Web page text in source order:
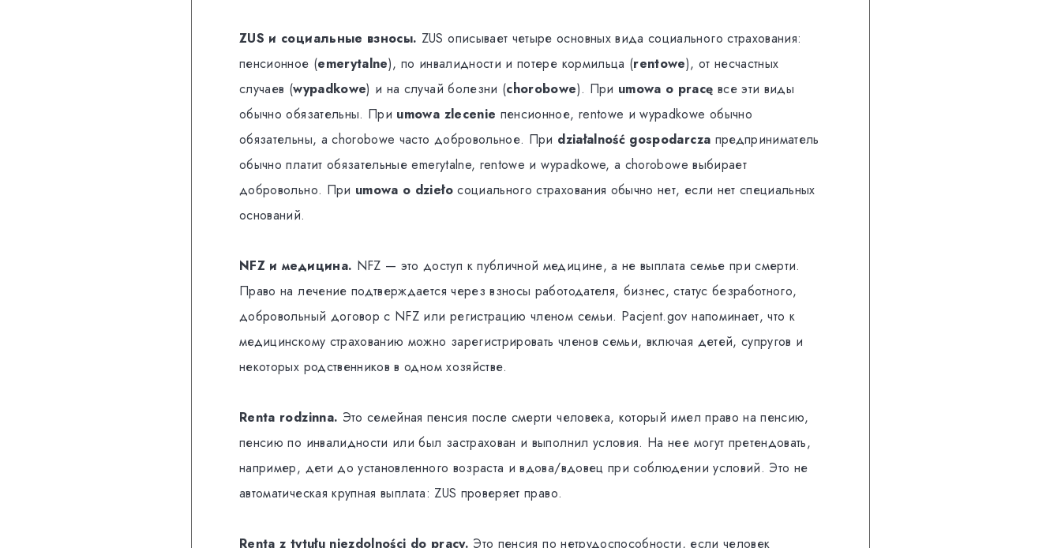
ZUS и социальные взносы. ZUS описывает четыре основных вида социального страхования:
пенсионное (emerytalne), по инвалидности и потере кормильца (rentowe), от несчастных
случаев (wypadkowe) и на случай болезни (chorobowe). При umowa o pracę все эти виды
обычно обязательны. При umowa zlecenie пенсионное, rentowe и wypadkowe обычно
обязательны, а chorobowe часто добровольное. При działalność gospodarcza предприниматель
обычно платит обязательные emerytalne, rentowe и wypadkowe, а chorobowe выбирает
добровольно. При umowa o dziełoсоциального страхования обычно нет, если нет специальных
оснований.
NFZ и медицина. NFZ — это доступ к публичной медицине, а не выплата семье при смерти.
Право на лечение подтверждается через взносы работодателя, бизнес, статус безработного,
добровольный договор с NFZ или регистрацию членом семьи. Pacjent.gov напоминает, что к
медицинскому страхованию можно зарегистрировать членов семьи, включая детей, супругов и
некоторых родственников в одном хозяйстве.
Renta rodzinna. Это семейная пенсия после смерти человека, который имел право на пенсию,
пенсию по инвалидности или был застрахован и выполнил условия. На нее могут претендовать,
например, дети до установленного возраста и вдова/вдовец при соблюдении условий. Это не
автоматическая крупная выплата: ZUS проверяет право.
Renta z tytułu niezdolności do pracy. Это пенсия по нетрудоспособности, если человек